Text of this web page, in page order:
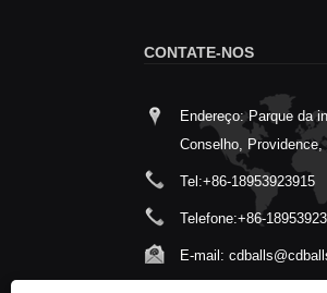
CONTATE-NOS
Endereço: Parque da
Conselho, Providence,
Tel:+86-18953923915
Telefone:+86-
E-mail: